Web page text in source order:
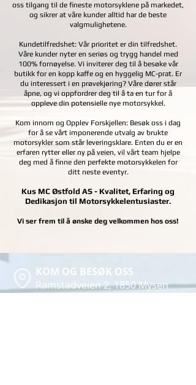
oss tilgang til de fineste motorsyklene på markedet,
og sikrer at våre kunder alltid har de beste
valgmulighetene.
Kundetilfredshet: Vår prioritet er din tilfredshet.
Våre kunder nyter en seriøs og trygg handel med
100% fornøyelse. Vi inviterer deg til å besøke vår
butikk for en kopp kaffe og en hyggelig MC-prat. Er
du interessert i en prøvekjøring? Våre dører står
åpne, og vi oppfordrer deg til å ta en tur for å
oppleve din potensielle nye motorsykkel.
Kom innom og Opplev Forskjellen: Besøk oss i dag
for å se vårt imponerende utvalg av brukte
motorsykler som står leveringsklare. Enten du er en
erfaren rytter eller ny på veien, vil vårt team hjelpe
deg med å finne den perfekte motorsykkelen for
ditt neste eventyr.
Kus MC Østfold AS - Kvalitet, Erfaring og
Dedikasjon til Motorsykkelentusiaster.
Vi ser frem til å ønske deg velkommen hos oss!
KOM OG BESØK OSS
Ramstadveien 2, 1850 Mysen